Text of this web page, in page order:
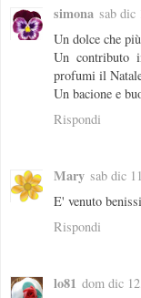
simona sab dic
Un dolce che
Un contributo
profumi il
Un bacione e
Rispondi
Mary sab dic
E' venuto
Rispondi
lo81 dom dic